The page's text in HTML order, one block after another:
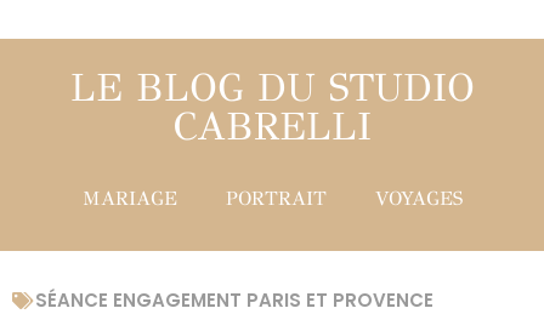
LE BLOG DU STUDIO
CABRELLI
MARIAGE PORTRAIT VOYAGES
SÉANCE ENGAGEMENT PARIS ET PROVENCE